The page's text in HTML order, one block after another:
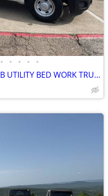
• • • • •
2015 FORD F-350XL CREW CAB UTILITY BED WORK TRUCK V8